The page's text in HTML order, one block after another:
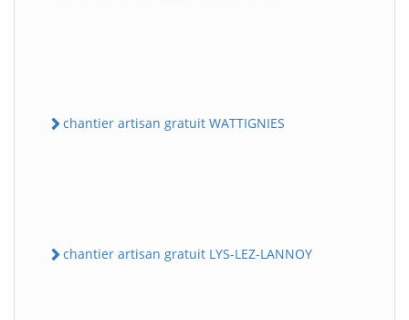
chantier artisan gratuit WATTIGNIES
chantier artisan gratuit LYS-LEZ-LANNOY